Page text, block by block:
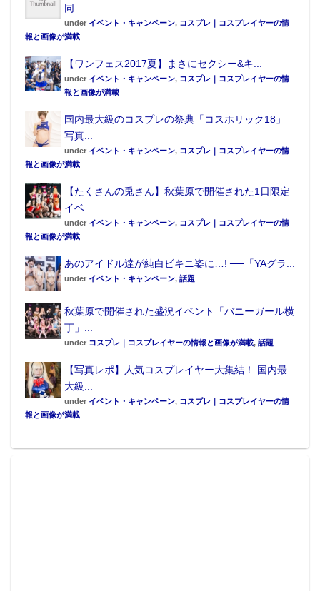
同...
under イベント・キャンペーン, コスプレ｜コスプレイヤーの情
報と画像が満載
【ワンフェス2017夏】まさにセクシー&キ...
under イベント・キャンペーン, コスプレ｜コスプレイヤーの情
報と画像が満載
国内最大級のコスプレの祭典「コスホリック18」
写真...
under イベント・キャンペーン, コスプレ｜コスプレイヤーの情
報と画像が満載
【たくさんの兎さん】秋葉原で開催された1日限定
イベ...
under イベント・キャンペーン, コスプレ｜コスプレイヤーの情
報と画像が満載
あのアイドル達が純白ビキニ姿に…! ──「YAグラ...
under イベント・キャンペーン, 話題
秋葉原で開催された盛況イベント「バニーガール横
丁」...
under コスプレ｜コスプレイヤーの情報と画像が満載, 話題
【写真レポ】人気コスプレイヤー大集結！ 国内最
大級...
under イベント・キャンペーン, コスプレ｜コスプレイヤーの情
報と画像が満載